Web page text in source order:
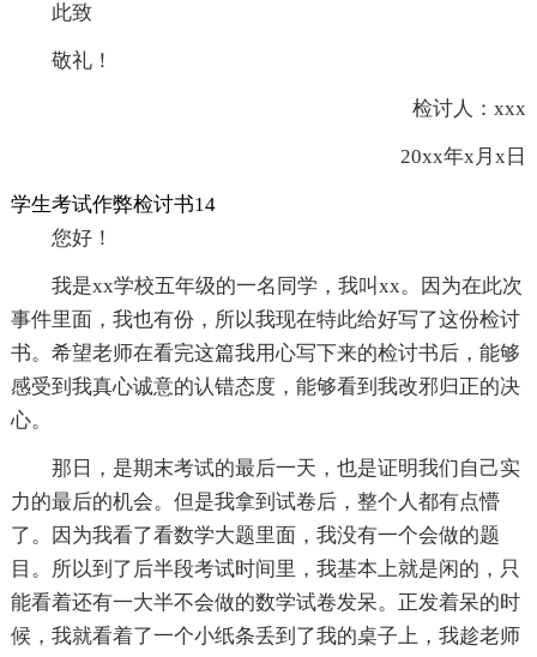
此致
敬礼！
检讨人：xxx
20xx年x月x日
学生考试作弊检讨书14
您好！
我是xx学校五年级的一名同学，我叫xx。因为在此次
事件里面，我也有份，所以我现在特此给好写了这份检讨
书。希望老师在看完这篇我用心写下来的检讨书后，能够
感受到我真心诚意的认错态度，能够看到我改邪归正的决
心。
那日，是期末考试的最后一天，也是证明我们自己实
力的最后的机会。但是我拿到试卷后，整个人都有点懵
了。因为我看了看数学大题里面，我没有一个会做的题
目。所以到了后半段考试时间里，我基本上就是闲的，只
能看着还有一大半不会做的数学试卷发呆。正发着呆的时
候，我就看着了一个小纸条丢到了我的桌子上，我趁老师